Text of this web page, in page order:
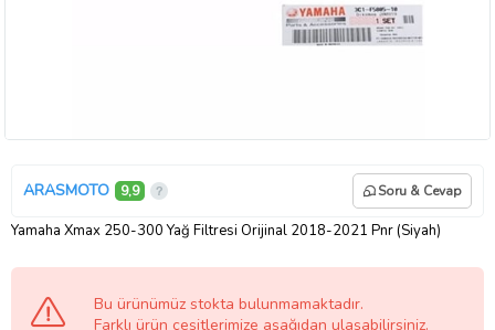
ARASMOTO 9,9 Soru & Cevap
Yamaha Xmax 250-300 Yağ Filtresi Orijinal 2018-2021 Pnr (Siyah)
Bu ürünümüz stokta bulunmamaktadır.
Farklı ürün çeşitlerimize aşağıdan ulaşabilirsiniz.